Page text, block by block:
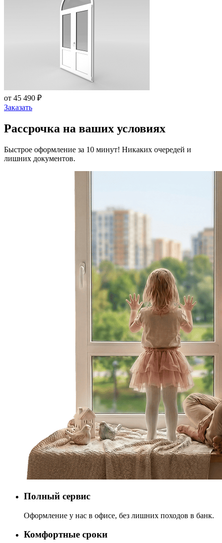
от 45 490 ₽
Заказать
Рассрочка на ваших условиях
Быстрое оформление за 10 минут! Никаких очередей и
лишних документов.
Полный сервис
Оформление у нас в офисе, без лишних походов в банк.
Комфортные сроки